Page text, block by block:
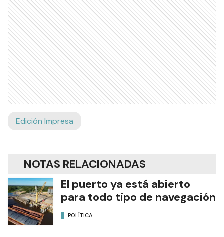
Edición Impresa
NOTAS RELACIONADAS
El puerto ya está abierto
para todo tipo de navegación
POLÍTICA